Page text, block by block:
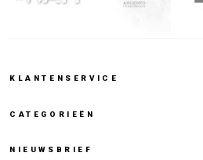
KLANTENSERVICE
CATEGORIEËN
NIEUWSBRIEF